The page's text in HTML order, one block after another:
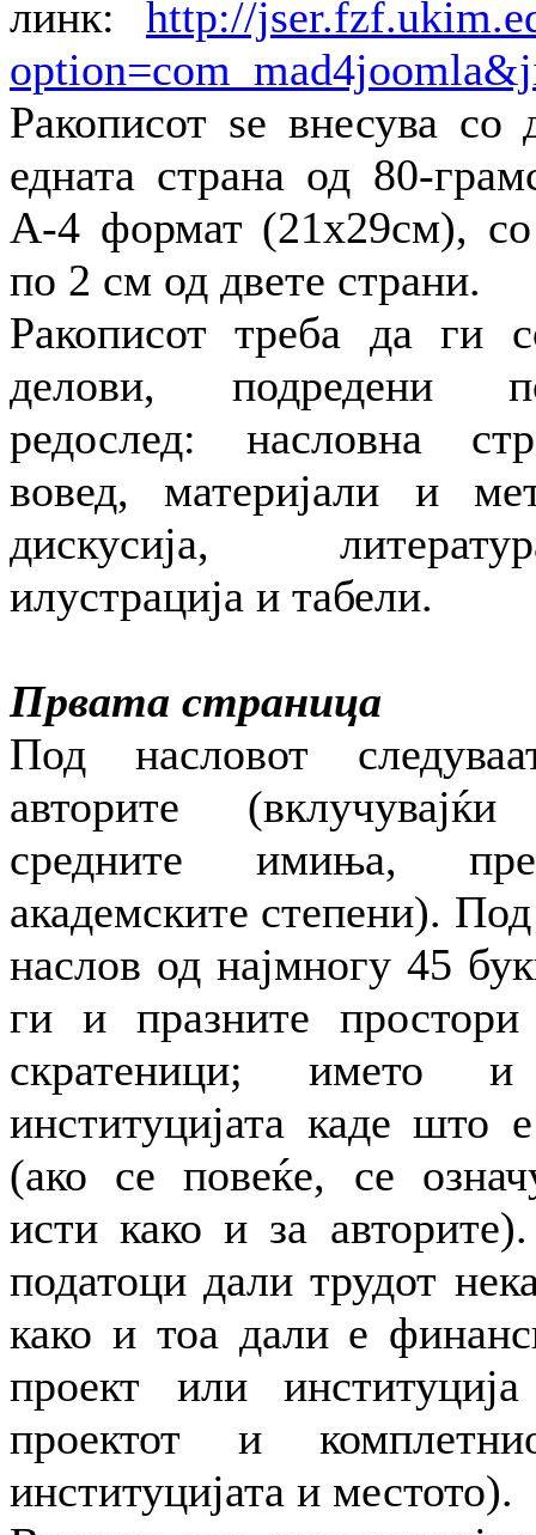
линк: http://
Ракописот se внесува со
едната страна од 80-
А-4 формат (21х29см), со
по 2 см од двете страни.
Ракописот треба да ги
делови, подредени
редослед: насловна
вовед, материјали и
дискусија,
илустрација и табели.
Првата страница
Под насловот
авторите
средните имиња,
академските степени).
наслов од најмногу 45
ги и празните
скратеници; името
институцијата каде што
(ако се повеќе, се
исти како и за
податоци дали трудот
како и тоа дали е
проект или
проектот и
институцијата и местото).